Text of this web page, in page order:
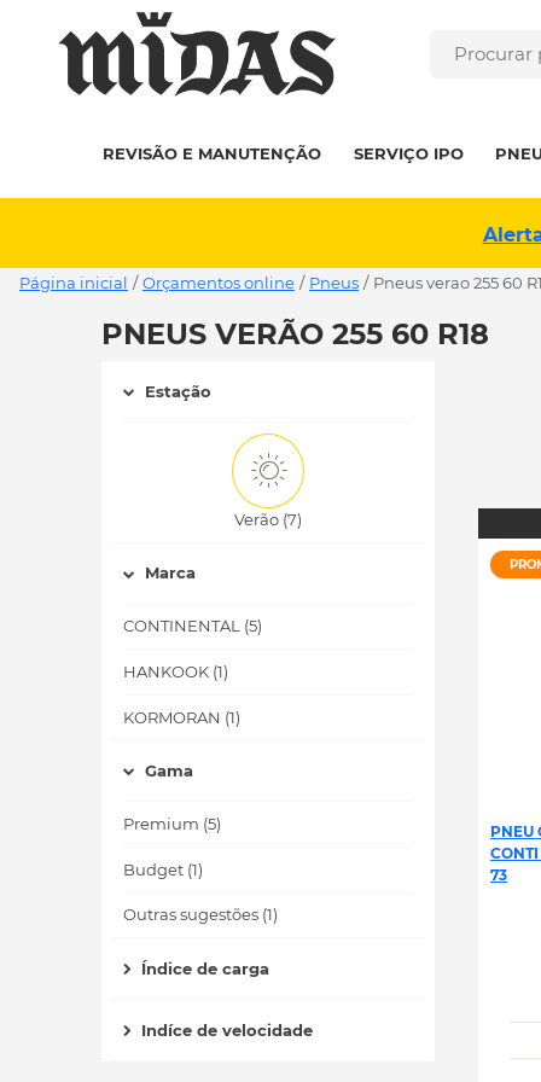
REVISÃO E MANUTENÇÃO SERVIÇO IPO
Página inicial / Orçamentos online / Pneus / pneus verao 255 60
PNEUS VERÃO 255 60 R18
Estação
Verão (7)
Marca
CONTINENTAL (5)
HANKOOK (1)
KORMORAN (1)
Gama
Premium (5)
Budget (1)
Outras sugestões (1)
Índice de carga
Indíce de velocidade
PNEU
73